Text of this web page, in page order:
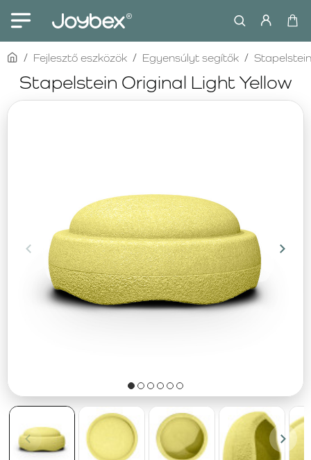
Stapelstein Original Light Yellow
homeFejlesztő eszközök Egyensúlyt segítők Stapelstein